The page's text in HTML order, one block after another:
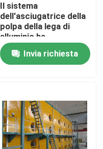
Il sistema
dell'asciugatrice della
polpa della lega di
alluminio ha
personalizzato
Invia richiesta